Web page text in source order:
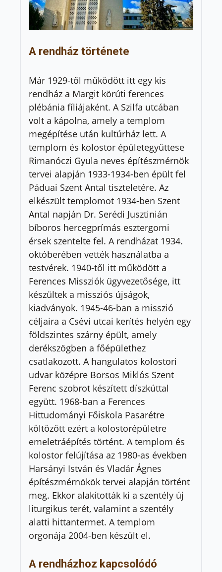
A rendház története
Már 1929-től működött itt egy kis
rendház a Margit körúti ferences
plébánia fíliájaként. A Szilfa utcában
volt a kápolna, amely a templom
megépítése után kultúrház lett. A
templom és kolostor épületegyüttese
Rimanóczi Gyula neves építészmérnök
tervei alapján 1933-1934-ben épült fel
Páduai Szent Antal tiszteletére. Az
elkészült templomot 1934-ben Szent
Antal napján Dr. Serédi Jusztinián
bíboros hercegprímás esztergomi
érsek szentelte fel. A rendházat 1934.
októberében vették használatba a
testvérek. 1940-től itt működött a
Ferences Missziók ügyvezetősége, itt
készültek a missziós újságok,
kiadványok. 1945-46-ban a misszió
céljaira a Csévi utcai kerítés helyén egy
földszintes szárny épült, amely
derékszögben a főépülethez
csatlakozott. A hangulatos kolostori
udvar középre Borsos Miklós Szent
Ferenc szobrot készített díszkúttal
együtt. 1968-ban a Ferences
Hittudományi Főiskola Pasarétre
költözött ezért a kolostorépületre
emeletráépítés történt. A templom és
kolostor felújítása az 1980-as években
Harsányi István és Vladár Ágnes
építészmérnökök tervei alapján történt
meg. Ekkor alakították ki a szentély új
liturgikus terét, valamint a szentély
alatti hittantermet. A templom
orgonája 2004-ben készült el.
A rendházhoz kapcsolódó